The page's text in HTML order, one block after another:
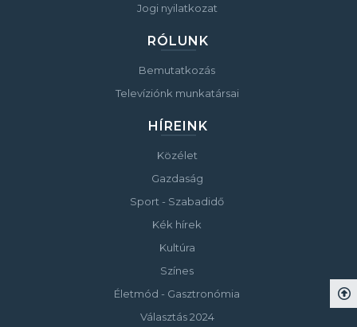
Jogi nyilatkozat
RÓLUNK
Bemutatkozás
Televíziónk munkatársai
HÍREINK
Közélet
Gazdaság
Sport - Szabadidő
Kék hírek
Kultúra
Színes
Életmód - Gasztronómia
Választás 2024